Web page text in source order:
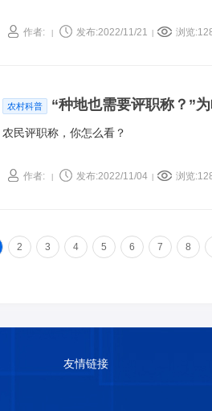
作者: 发布:2022/11/21 浏览
农村科普 “种地也需要评职称？”
农民评职称，你怎么看？
作者: 发布:2022/11/04 浏览
2 3 4 5 6 7 8
友情链接